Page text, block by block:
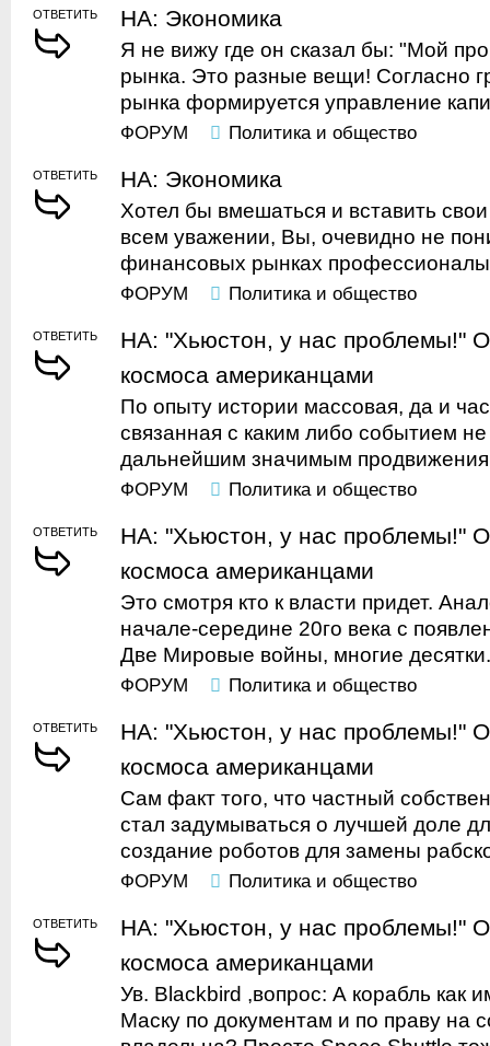
ОТВЕТИТЬ НА: Экономика
Я не вижу где он сказал бы: "Мой
рынка. Это разные вещи! Согласно
рынка формируется управление
ФОРУМ Политика и общество
ОТВЕТИТЬ НА: Экономика
Хотел бы вмешаться и вставить
всем уважении, Вы, очевидно не
финансовых рынках профессионалы
ФОРУМ Политика и общество
ОТВЕТИТЬ
НА: "Хьюстон, у нас проблемы!"
космоса американцами
По опыту истории массовая, да и
связанная с каким либо событием
дальнейшим значимым
ФОРУМ Политика и общество
ОТВЕТИТЬ
НА: "Хьюстон, у нас проблемы!"
космоса американцами
Это смотря кто к власти придет.
начале-середине 20го века с
Две Мировые войны, многие
ФОРУМ Политика и общество
ОТВЕТИТЬ
НА: "Хьюстон, у нас проблемы!"
космоса американцами
Сам факт того, что частный
стал задумываться о лучшей доле
создание роботов для замены
ФОРУМ Политика и общество
ОТВЕТИТЬ
НА: "Хьюстон, у нас проблемы!"
космоса американцами
Ув. Blackbird ,вопрос: А корабль как
Маску по документам и по праву на